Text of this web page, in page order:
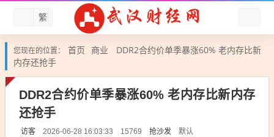
繁
您现在的位置： 首页 商业
DDR2合约价单季暴涨60% 老内存比新
内存还抢手
DDR2合约价单季暴涨60% 老内存比新内存
还抢手
访客 2026-06-28 16:03:33 15769 抢沙发 默认